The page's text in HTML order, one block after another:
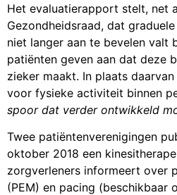
Het evaluatierapport stelt, net
Gezondheidsraad, dat
niet langer aan te bevelen valt
patiënten geven aan dat deze
zieker maakt. In plaats
voor fysieke activiteit binnen
spoor dat verder ontwikkeld
Twee patiëntenverenigingen
oktober 2018 een
zorgverleners informeert over
(PEM) en pacing (beschikbaar